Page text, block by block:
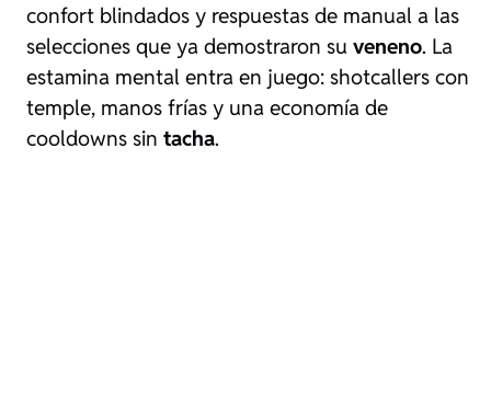
confort blindados y respuestas de manual a las
selecciones que ya demostraron su veneno. La
estamina mental entra en juego: shotcallers con
temple, manos frías y una economía de
cooldowns sin tacha.